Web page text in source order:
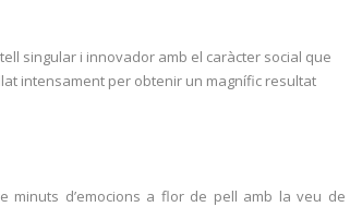
singular i innovador amb el caràcter social que
intensament per obtenir un magnífic resultat
minuts d’emocions a flor de pell amb la veu de